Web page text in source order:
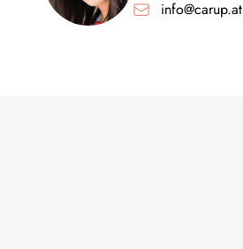
info@carup.at